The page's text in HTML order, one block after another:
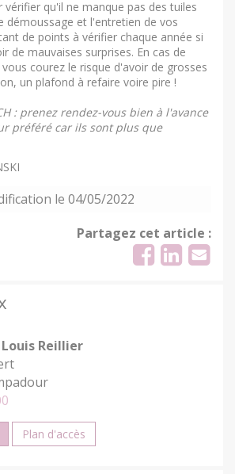
qu'il ne manque pas des tuiles
démoussage et l'entretien de vos
de points à vérifier chaque année si
de mauvaises surprises. En cas de
courez le risque d'avoir de grosses
un plafond à refaire voire pire !
: prenez rendez-vous bien à l'avance
préféré car ils sont plus que
le 04/05/2022
Partagez cet article :
Reillier
Plan d'accès